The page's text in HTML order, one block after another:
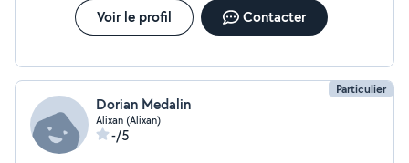
Voir le profil Contacter
Particulier
Dorian Medalin
Alixan (Alixan)
-/5